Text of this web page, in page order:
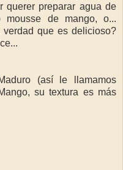
querer preparar agua de
de mango, o...
verdad que es delicioso?
(así le llamamos
su textura es más